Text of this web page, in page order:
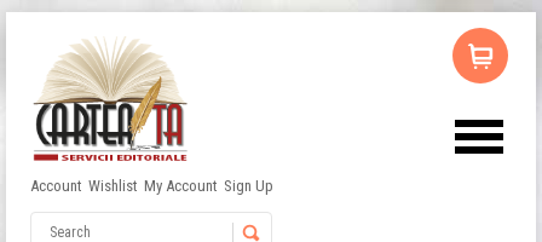
Account Wishlist My Account Sign Up